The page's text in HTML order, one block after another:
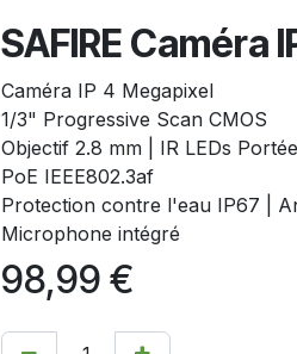
SAFIRE Caméra
Caméra IP 4 Megapixel
1/3" Progressive Scan CMOS
Objectif 2.8 mm | IR LEDs
PoE IEEE802.3af
Protection contre l'eau IP67 |
Microphone intégré
98,99 €